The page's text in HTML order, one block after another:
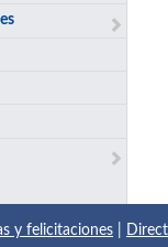
y felicitaciones